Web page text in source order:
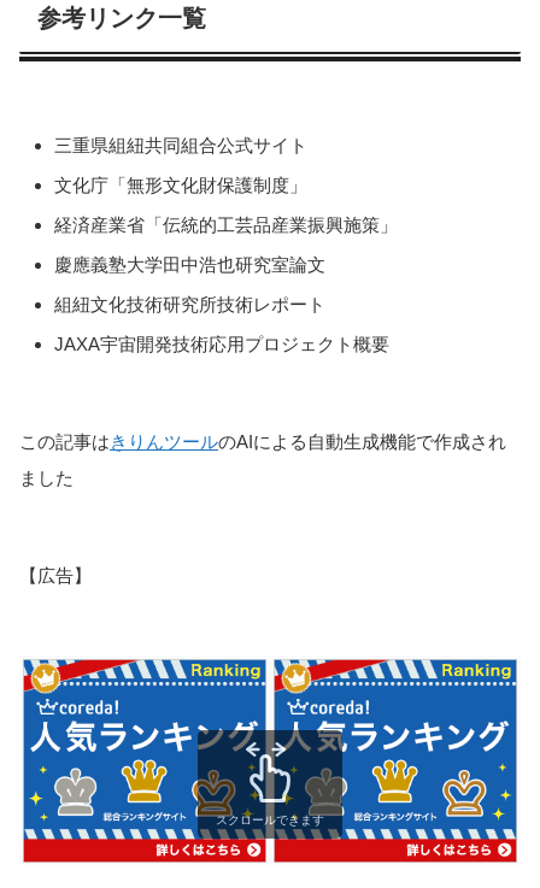
参考リンク一覧
三重県組紐共同組合公式サイト
文化庁「無形文化財保護制度」
経済産業省「伝統的工芸品産業振興施策」
慶應義塾大学田中浩也研究室論文
組紐文化技術研究所技術レポート
JAXA宇宙開発技術応用プロジェクト概要
この記事はきりんツールのAIによる自動生成機能で作成され
ました
【広告】
スクロールできます